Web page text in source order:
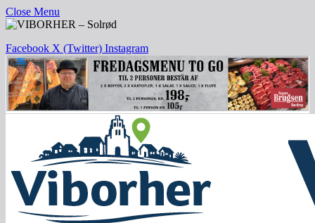
Close Menu
Facebook X (Twitter) Instagram